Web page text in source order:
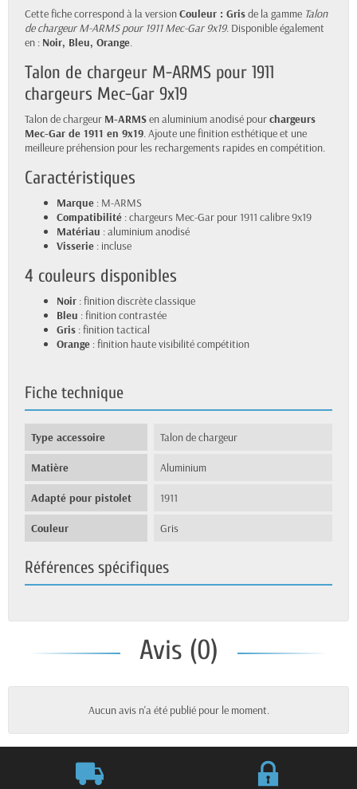
Cette fiche correspond à la versionCouleur : Grisde la gamme Talon
de chargeur M-ARMS pour 1911 Mec-Gar 9x19. Disponible également
en : Noir, Bleu, Orange.
Talon de chargeur M-ARMS pour 1911
chargeurs Mec-Gar 9x19
Talon de chargeur M-ARMSen aluminium anodisé pourchargeurs
Mec-Gar de 1911 en 9x19. Ajoute une finition esthétique et une
meilleure préhension pour les rechargements rapides en compétition.
Caractéristiques
Marque : M-ARMS
Compatibilité : chargeurs Mec-Gar pour 1911 calibre 9x19
Matériau : aluminium anodisé
Visserie : incluse
4 couleurs disponibles
Noir : finition discrète classique
Bleu : finition contrastée
Gris : finition tactical
Orange : finition haute visibilité compétition
Fiche technique
Type accessoire Talon de chargeur
Matière Aluminium
Adapté pour pistolet 1911
Couleur Gris
Références spécifiques
Avis (0)
Aucun avis n'a été publié pour le moment.